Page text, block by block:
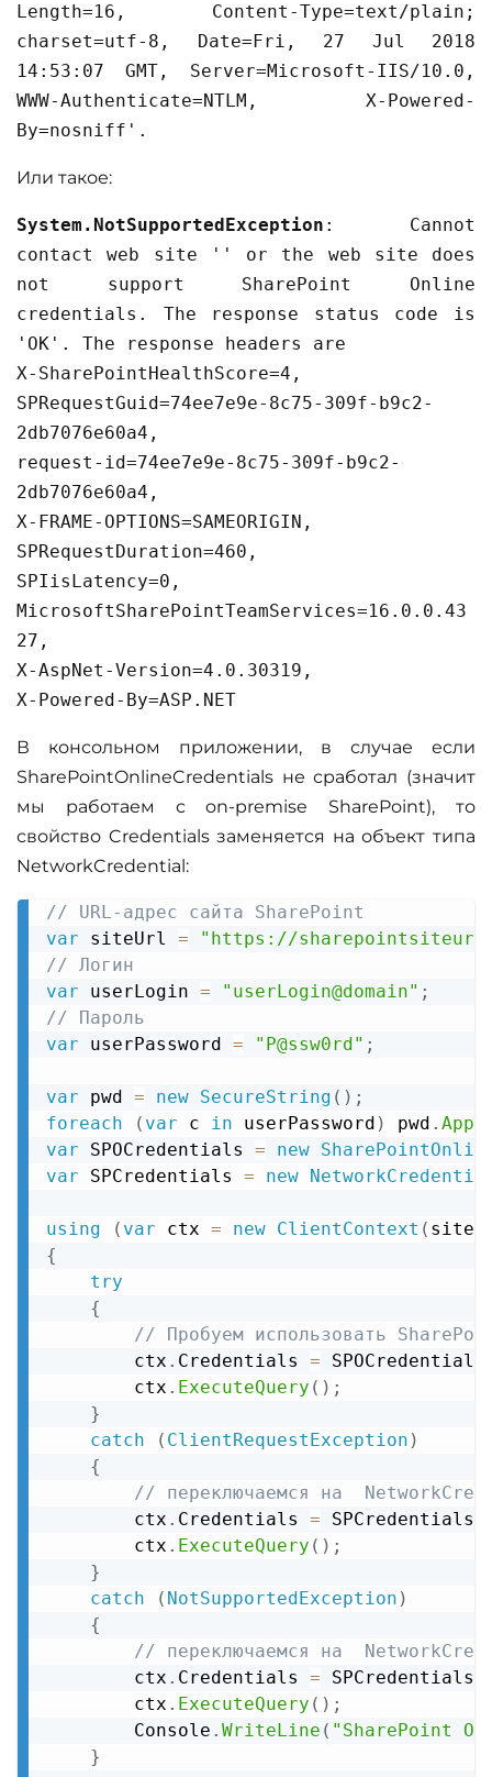
Length=16, Content-Type=text/plain;
charset=utf-8, Date=Fri, 27 Jul 2018
14:53:07 GMT, Server=Microsoft-IIS/10.0,
WWW-Authenticate=NTLM, X-Powered-
By=nosniff'.
Или такое:
System.NotSupportedException : Cannot
contact web site '' or the web site does
not support SharePoint Online
credentials. The response status code is
'OK'. The response headers are
X-SharePointHealthScore=4,
SPRequestGuid=74ee7e9e-8c75-309f-b9c2-
2db7076e60a4,
request-id=74ee7e9e-8c75-309f-b9c2-
2db7076e60a4,
X-FRAME-OPTIONS=SAMEORIGIN,
SPRequestDuration=460,
SPIisLatency=0,
MicrosoftSharePointTeamServices=16.0.0.43
27,
X-AspNet-Version=4.0.30319,
X-Powered-By=ASP.NET
В консольном приложении, в случае если
SharePointOnlineCredentials не сработал (значит
мы работаем с on-premise SharePoint), то
свойство Credentials заменяется на объект типа
NetworkCredential:
// URL-адрес сайта SharePoint
var siteUrl =
"https://
// Логин
var userLogin = "userLogin@domain" ;
// Пароль
var userPassword = "P@ssw0rd" ;
var pwd = new SecureString ( ) ;
foreach
( var c in userPassword ) pwd .
var SPOCredentials = new
var SPCredentials = new
using ( var ctx = new ClientContext (
{
try
{
// Пробуем использовать
        ctx
. Credentials = SPOCredentials
        ctx
. ExecuteQuery ( ) ;
}
catch
( ClientRequestException )
{
// переключаемся на
        ctx
. Credentials = SPCredentials
        ctx
. ExecuteQuery ( ) ;
}
catch
( NotSupportedException )
{
// переключаемся на
        ctx
. Credentials = SPCredentials
        ctx
. ExecuteQuery ( ) ;
        Console
. WriteLine ( "SharePoint
}